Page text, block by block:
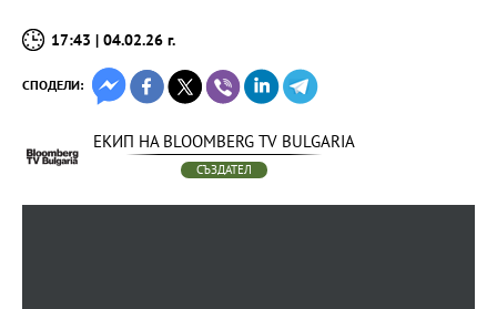
17:43 | 04.02.26 г.
СПОДЕЛИ:
ЕКИП НА BLOOMBERG TV BULGARIA
СЪЗДАТЕЛ